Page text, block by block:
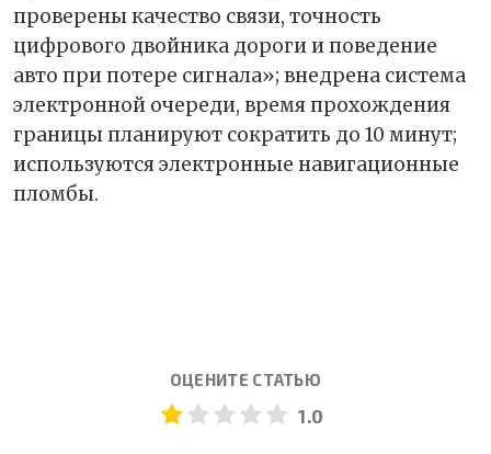
проверены качество связи, точность
цифрового двойника дороги и поведение
авто при потере сигнала»; внедрена система
электронной очереди, время прохождения
границы планируют сократить до 10 минут;
используются электронные навигационные
пломбы.
ОЦЕНИТЕ СТАТЬЮ
1.0